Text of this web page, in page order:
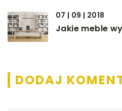
07 | 09 | 2018
Jakie meble
DODAJ